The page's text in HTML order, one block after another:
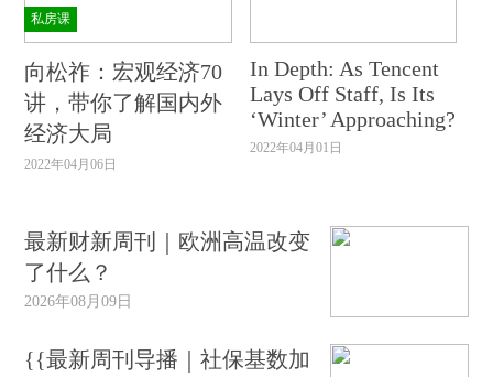
私房课
向松祚：宏观经济70
讲，带你了解国内外
经济大局
2022年04月06日
In Depth: As Tencent
Lays Off Staff, Is Its
‘Winter’ Approaching?
2022年04月01日
最新财新周刊｜欧洲高温改变
了什么？
2026年08月09日
{{最新周刊导播｜社保基数加